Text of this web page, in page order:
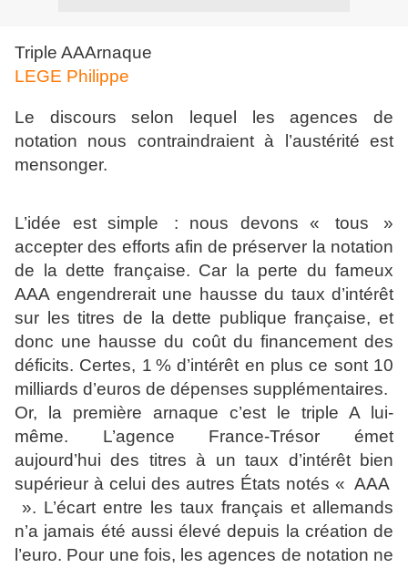
Triple AAArnaque
LEGE Philippe
Le discours selon lequel les agences de
notation nous contraindraient à l’austérité est
mensonger.
L’idée est simple : nous devons « tous »
accepter des efforts afin de préserver la notation
de la dette française. Car la perte du fameux
AAA engendrerait une hausse du taux d’intérêt
sur les titres de la dette publique française, et
donc une hausse du coût du financement des
déficits. Certes, 1 % d’intérêt en plus ce sont 10
milliards d’euros de dépenses supplémentaires.
Or, la première arnaque c’est le triple A lui-
même. L’agence France-Trésor émet
aujourd’hui des titres à un taux d’intérêt bien
supérieur à celui des autres États notés « AAA
». L’écart entre les taux français et allemands
n’a jamais été aussi élevé depuis la création de
l’euro. Pour une fois, les agences de notation ne